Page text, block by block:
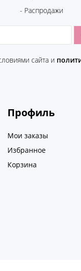
- Распродажи
сайта и
Профиль
Мои заказы
Избранное
Корзина